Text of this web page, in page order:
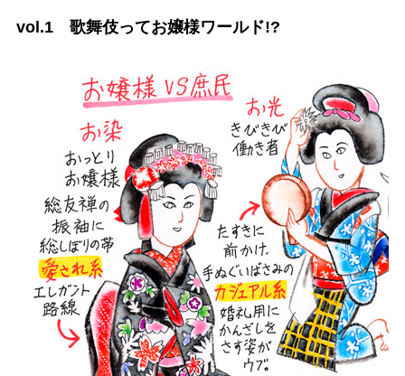
vol.1 歌舞伎ってお嬢様ワールド!?